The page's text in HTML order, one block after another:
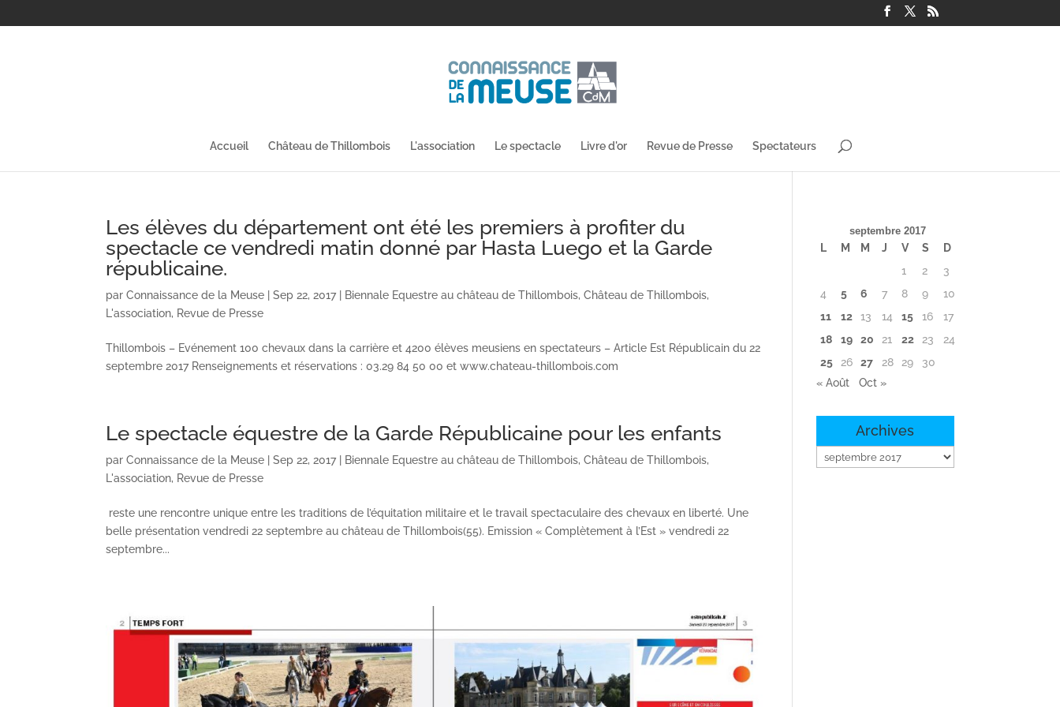
Accueil Château de Thillombois L'association Le spectacle Livre d'or Revue de Presse Spectateurs
Les élèves du département ont été les premiers à profiter du
spectacle ce vendredi matin donné par Hasta Luego et la Garde
républicaine.
parConnaissance de la Meuse |Sep 22, 2017| Biennale Equestre au château de Thillombois,Château de Thillombois,
L'association, Revue de Presse
Thillombois – Evénement 100 chevaux dans la carrière et 4200 élèves meusiens en spectateurs – Article Est Républicain du 22
septembre 2017 Renseignements et réservations : 03.29 84 50 00 et www.chateau-thillombois.com
Le spectacle équestre de la Garde Républicaine pour les enfants
parConnaissance de la Meuse |Sep 22, 2017| Biennale Equestre au château de Thillombois,Château de Thillombois,
L'association, Revue de Presse
reste une rencontre unique entre les traditions de l’équitation militaire et le travail spectaculaire des chevaux en liberté. Une
belle présentation vendredi 22 septembre au château de Thillombois(55). Emission « Complètement à l’Est » vendredi 22
septembre...
septembre 2017
L M M J V S
D
1
2
3
4
5 6 7 8 9
10
11
12 13 14 15 16
17
18
19 20 21 22 23
24
25
26 27 28 29
30
« Août
Oct »
Archives
Archives